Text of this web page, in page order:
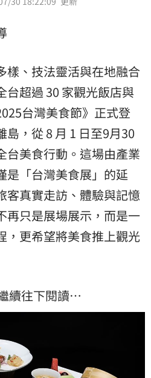
樣、技法靈活與在地融合
台超過 30 家觀光飯店與
台灣美食節》正式登
，從 8 月 1 日至9月30
台美食行動。這場由產業
是「台灣美食展」的延
客真實走訪、體驗與記憶
再只是展場展示，而是一
，更希望將美食推上觀光
續往下閱讀…